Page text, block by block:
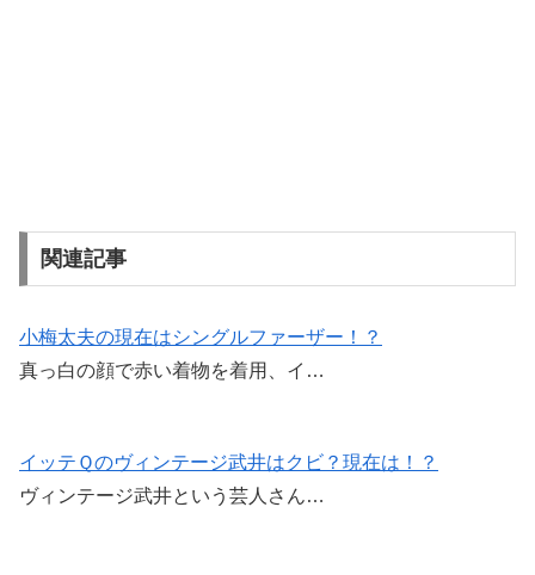
関連記事
小梅太夫の現在はシングルファーザー！？
真っ白の顔で赤い着物を着用、イ…
イッテＱのヴィンテージ武井はクビ？現在は！？
ヴィンテージ武井という芸人さん…